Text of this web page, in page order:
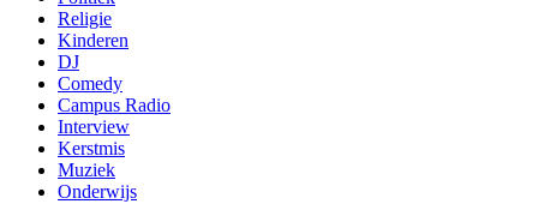
Religie
Kinderen
DJ
Comedy
Campus Radio
Interview
Kerstmis
Muziek
Onderwijs